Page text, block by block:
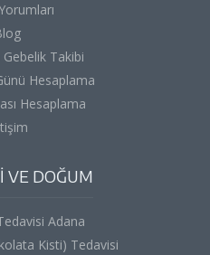
Takibi
Hesaplama
Hesaplama
VE DOĞUM
Adana
Kisti) Tedavisi